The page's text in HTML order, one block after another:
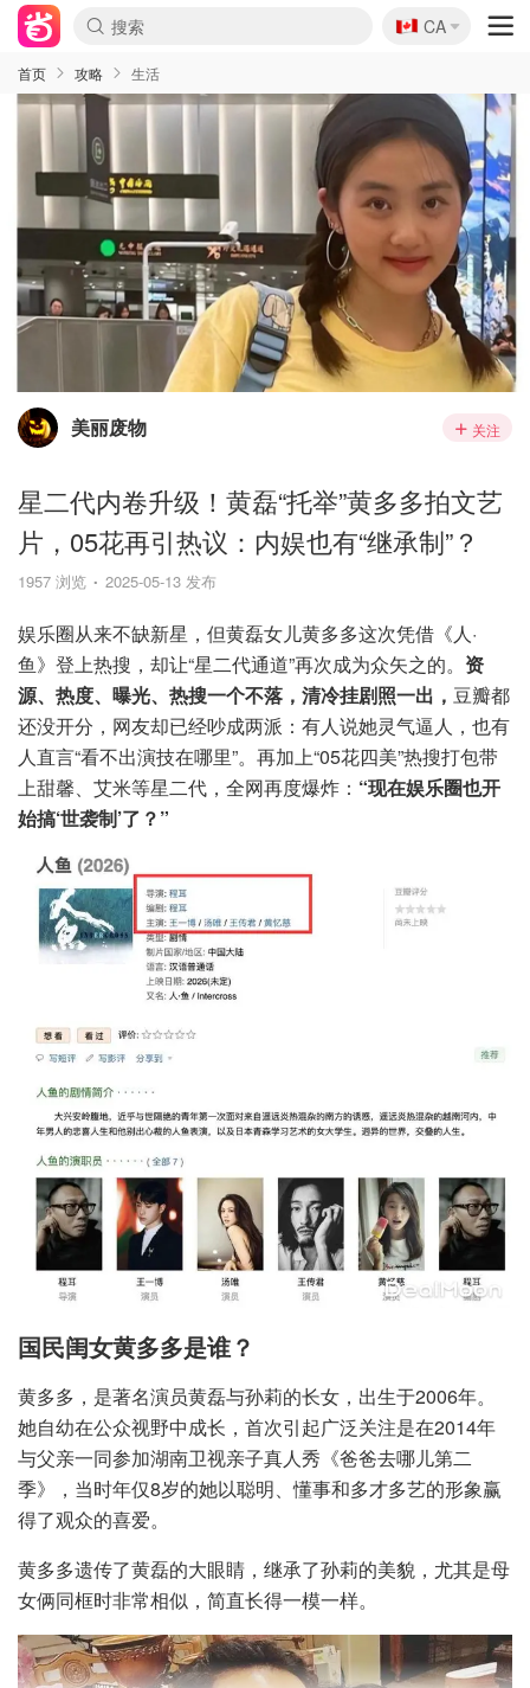
🇨🇦
CA
首页 攻略 生活
美丽废物 关注
星二代内卷升级！黄磊“托举”黄多多拍文艺
片，05花再引热议：内娱也有“继承制”？
1957 浏览 2025-05-13 发布
娱乐圈从来不缺新星，但黄磊女儿黄多多这次凭借《人·
鱼》登上热搜，却让“星二代通道”再次成为众矢之的。 资
源、热度、曝光、热搜一个不落，清冷挂剧照一出， 豆瓣都
还没开分，网友却已经吵成两派：有人说她灵气逼人，也有
人直言“看不出演技在哪里”。再加上“05花四美”热搜打包带
上甜馨、艾米等星二代，全网再度爆炸： “现在娱乐圈也开
始搞‘世袭制’了？”
国民闺女黄多多是谁？
黄多多，是著名演员黄磊与孙莉的长女，出生于2006年。
她自幼在公众视野中成长，首次引起广泛关注是在2014年
与父亲一同参加湖南卫视亲子真人秀《爸爸去哪儿第二
季》，当时年仅8岁的她以聪明、懂事和多才多艺的形象赢
得了观众的喜爱。
黄多多遗传了黄磊的大眼睛，继承了孙莉的美貌，尤其是母
女俩同框时非常相似，简直长得一模一样。